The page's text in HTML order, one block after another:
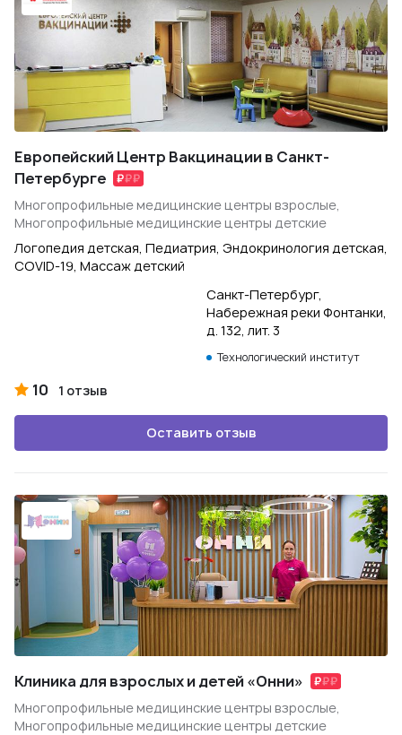
Европейский Центр Вакцинации в Санкт-
Петербурге
Многопрофильные медицинские центры взрослые,
Многопрофильные медицинские центры детские
Логопедия детская, Педиатрия, Эндокринология детская,
COVID-19, Массаж детский
Санкт-Петербург,
Набережная реки Фонтанки,
д. 132, лит. 3
Технологический институт
10 1 отзыв
Оставить отзыв
Клиника для взрослых и детей «Онни»
Многопрофильные медицинские центры взрослые,
Многопрофильные медицинские центры детские